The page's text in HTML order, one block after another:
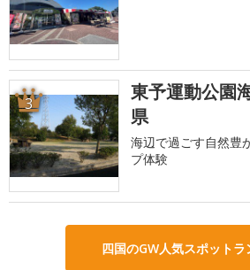
3
東予運動公園
県
海辺で過ごす自然豊
プ体験
四国のGW人気スポットラ